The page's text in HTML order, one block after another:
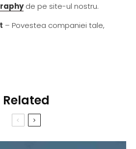
de pe site-ul nostru.
– Povestea companiei tale,
Related